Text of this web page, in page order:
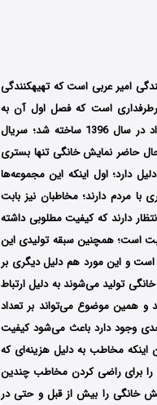
ساخت ایران ۳ (Made In Iran 3) اولین سریال‌ بهمن گودرزی در نمایش خانگی به نویسندگی امیر عربی است که تهیه‎کنندگی
است که فصل اول آن به
کارگردانی محمدحسین لطیفی در سال 1390 و دومین فصل آن نیز توسط برزو نیک نژاد در سال 1396 ساخته شد؛ سریال
حال حاضر نمایش خانگی تنها بستری
دارد؛ اول اینکه این مجموعه‌ها
با مردم دارند؛ مخاطبان نیز بابت
دارند که کیفیت مطلوبی داشته
است؛ همچنین سبقه تولیدی این
است و این مورد هم دلیل دیگری بر
تولید می‌شوند به دلیل ارتباط
همین موضوع می‌تواند بر تعداد
حدی وجود دارد باعث می‌شود کیفیت
مخاطب به دلیل هزینه‌ای که
را برای راضی کردن مخاطب چندین
خانگی را بیش از قبل و حتی در